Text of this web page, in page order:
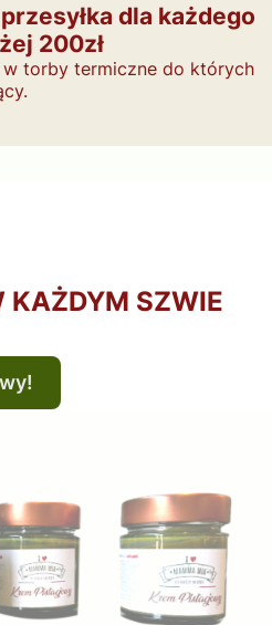
dla każdego
200zł
torby termiczne do których
KAŻDYM SZWIE